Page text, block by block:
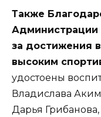
Также
Администрации
за достижения
высоким
удостоены
Владислава
Дарья